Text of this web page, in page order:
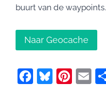
buurt van de waypoints.
Naar Geocache
F
Bl
Pi
E